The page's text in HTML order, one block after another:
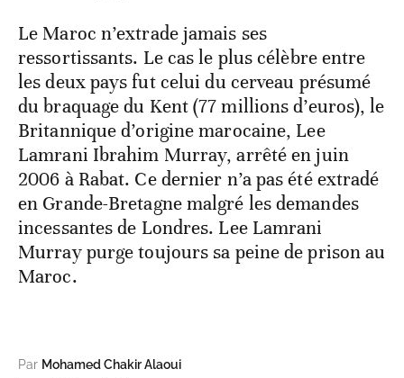
Le Maroc n’extrade jamais ses
ressortissants. Le cas le plus célèbre entre
les deux pays fut celui du cerveau présumé
du braquage du Kent (77 millions d’euros), le
Britannique d’origine marocaine, Lee
Lamrani Ibrahim Murray, arrêté en juin
2006 à Rabat. Ce dernier n’a pas été extradé
en Grande-Bretagne malgré les demandes
incessantes de Londres. Lee Lamrani
Murray purge toujours sa peine de prison au
Maroc.
Par Mohamed Chakir Alaoui